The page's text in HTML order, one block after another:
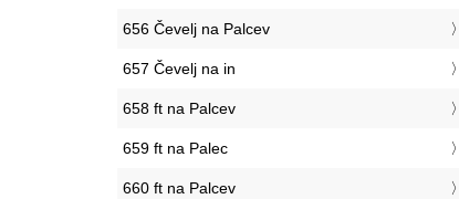
656 Čevelj na Palcev
657 Čevelj na in
658 ft na Palcev
659 ft na Palec
660 ft na Palcev